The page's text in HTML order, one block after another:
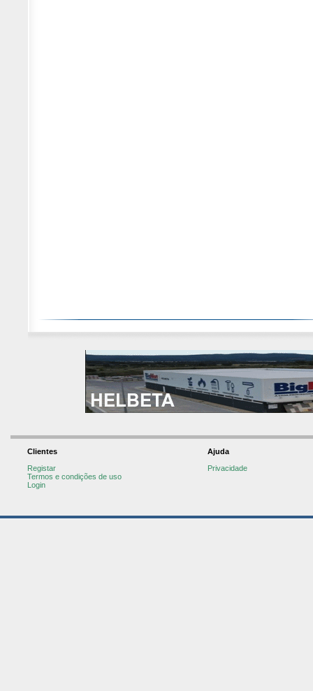
Clientes
Registar
Termos e condições de uso
Login
Ajuda
Privacidade